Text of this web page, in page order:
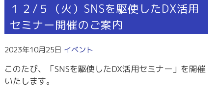
１２/５（火）SNSを駆使したDX活用
セミナー開催のご案内
2023年10月25日 イベント
このたび、「SNSを駆使したDX活用セミナー」を開催
いたします。